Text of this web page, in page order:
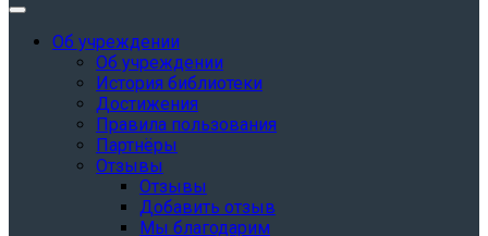
Об учреждении
Об учреждении
История библиотеки
Достижения
Правила пользования
Партнёры
Отзывы
Отзывы
Добавить отзыв
Мы благодарим